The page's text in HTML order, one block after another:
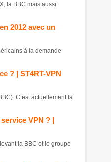
la BBC mais aussi
2012 avec un
à la demande
? | ST4RT-VPN
C’est actuellement la
VPN ? |
la BBC et le groupe